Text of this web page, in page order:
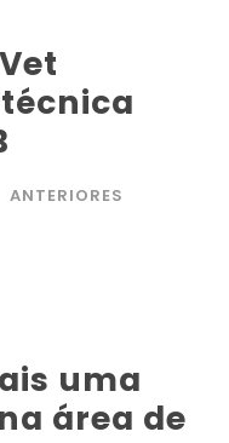
ANTERIORES
uma
área de